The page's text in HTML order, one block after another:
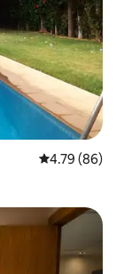
レビュー86
4.79 (86)